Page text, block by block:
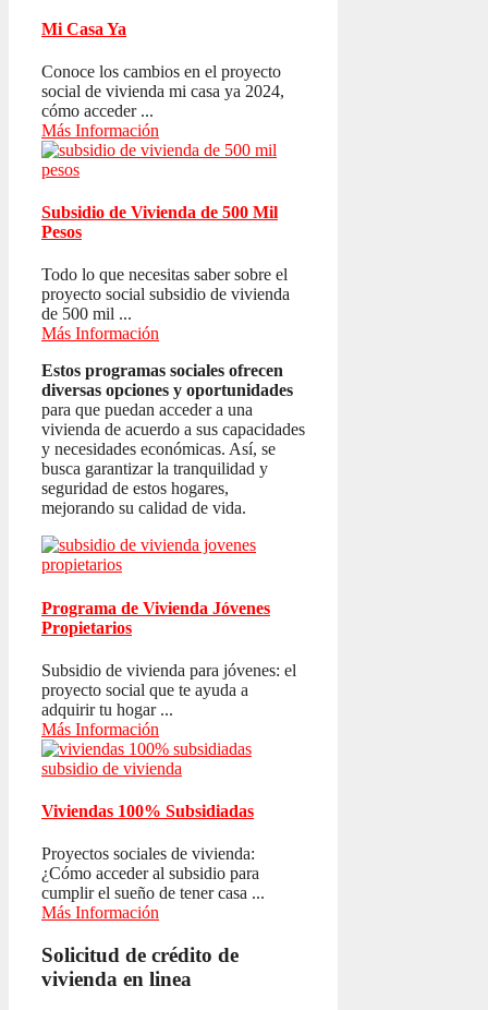
Mi Casa Ya
Conoce los cambios en el proyecto
social de vivienda mi casa ya 2024,
cómo acceder ...
Más Información
Subsidio de Vivienda de 500 Mil
Pesos
Todo lo que necesitas saber sobre el
proyecto social subsidio de vivienda
de 500 mil ...
Más Información
Estos programas sociales ofrecen
diversas opciones y oportunidades
para que puedan acceder a una
vivienda de acuerdo a sus capacidades
y necesidades económicas. Así, se
busca garantizar la tranquilidad y
seguridad de estos hogares,
mejorando su calidad de vida.
Programa de Vivienda Jóvenes
Propietarios
Subsidio de vivienda para jóvenes: el
proyecto social que te ayuda a
adquirir tu hogar ...
Más Información
Viviendas 100% Subsidiadas
Proyectos sociales de vivienda:
¿Cómo acceder al subsidio para
cumplir el sueño de tener casa ...
Más Información
Solicitud de crédito de
vivienda en linea